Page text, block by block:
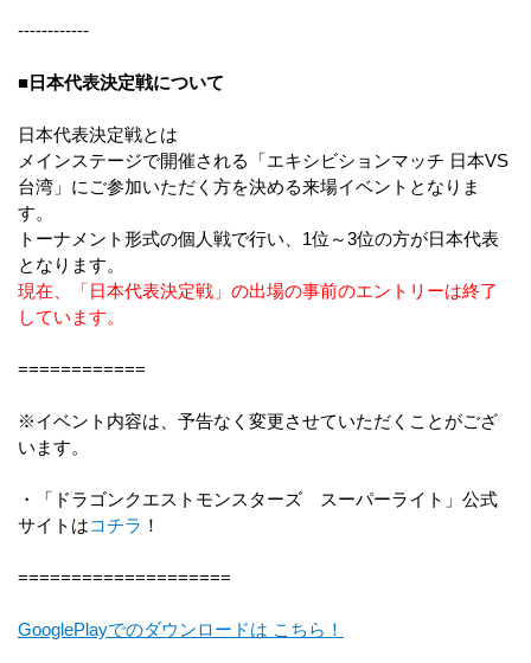
------------
■日本代表決定戦について
日本代表決定戦とは
メインステージで開催される「エキシビションマッチ 日本VS
台湾」にご参加いただく方を決める来場イベントとなりま
す。
トーナメント形式の個人戦で行い、1位～3位の方が日本代表
となります。
現在、「日本代表決定戦」の出場の事前のエントリーは終了
しています。
============
※イベント内容は、予告なく変更させていただくことがござ
います。
・「ドラゴンクエストモンスターズ スーパーライト」公式
サイトはコチラ ！
====================
GooglePlayでのダウンロードは こちら！